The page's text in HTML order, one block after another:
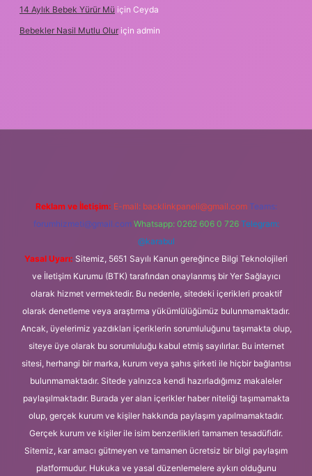
14 Aylık Bebek Yürür Mü için Ceyda
Bebekler Nasil Mutlu Olur için admin
Reklam ve İletişim: E-mail: backlinkpaneli@gmail.com Teams:
forumhizmeti@gmail.com Whatsapp: 0262 606 0 726 Telegram:
@karabul
Yasal Uyarı: Sitemiz, 5651 Sayılı Kanun gereğince Bilgi Teknolojileri
ve İletişim Kurumu (BTK) tarafından onaylanmış bir Yer Sağlayıcı
olarak hizmet vermektedir. Bu nedenle, sitedeki içerikleri proaktif
olarak denetleme veya araştırma yükümlülüğümüz bulunmamaktadır.
Ancak, üyelerimiz yazdıkları içeriklerin sorumluluğunu taşımakta olup,
siteye üye olarak bu sorumluluğu kabul etmiş sayılırlar. Bu internet
sitesi, herhangi bir marka, kurum veya şahıs şirketi ile hiçbir bağlantısı
bulunmamaktadır. Sitede yalnızca kendi hazırladığımız makaleler
paylaşılmaktadır. Burada yer alan içerikler haber niteliği taşımamakta
olup, gerçek kurum ve kişiler hakkında paylaşım yapılmamaktadır.
Gerçek kurum ve kişiler ile isim benzerlikleri tamamen tesadüfidir.
Sitemiz, kar amacı gütmeyen ve tamamen ücretsiz bir bilgi paylaşım
platformudur. Hukuka ve yasal düzenlemelere aykırı olduğunu